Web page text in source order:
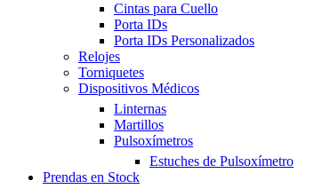
Cintas para Cuello
Porta IDs
Porta IDs Personalizados
Relojes
Torniquetes
Dispositivos Médicos
Linternas
Martillos
Pulsoxímetros
Estuches de Pulsoxímetro
Prendas en Stock